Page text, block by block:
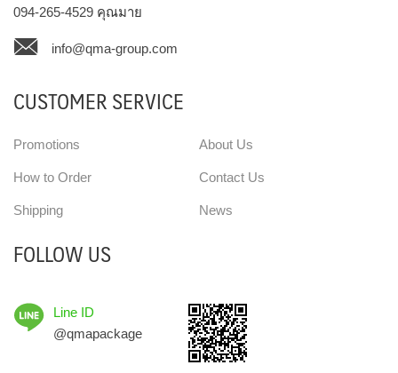
094-265-4529 คุณมาย
info@qma-group.com
CUSTOMER SERVICE
Promotions
How to Order
Shipping
About Us
Contact Us
News
FOLLOW US
Line ID
@qmapackage